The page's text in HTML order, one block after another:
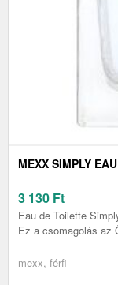
MEXX SIMPLY
3 130 Ft
Eau de Toilette
Ez a csomagolás az
mexx, férfi